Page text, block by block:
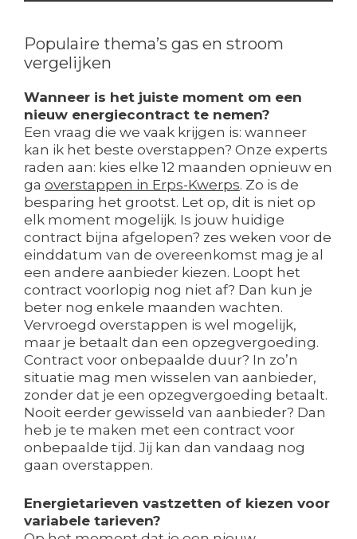
Populaire thema’s gas en stroom
vergelijken
Wanneer is het juiste moment om een
nieuw energiecontract te nemen?
Een vraag die we vaak krijgen is: wanneer
kan ik het beste overstappen? Onze experts
raden aan: kies elke 12 maanden opnieuw en
ga overstappen in Erps-Kwerps. Zo is de
besparing het grootst. Let op, dit is niet op
elk moment mogelijk. Is jouw huidige
contract bijna afgelopen? zes weken voor de
einddatum van de overeenkomst mag je al
een andere aanbieder kiezen. Loopt het
contract voorlopig nog niet af? Dan kun je
beter nog enkele maanden wachten.
Vervroegd overstappen is wel mogelijk,
maar je betaalt dan een opzegvergoeding.
Contract voor onbepaalde duur? In zo’n
situatie mag men wisselen van aanbieder,
zonder dat je een opzegvergoeding betaalt.
Nooit eerder gewisseld van aanbieder? Dan
heb je te maken met een contract voor
onbepaalde tijd. Jij kan dan vandaag nog
gaan overstappen.
Energietarieven vastzetten of kiezen voor
variabele tarieven?